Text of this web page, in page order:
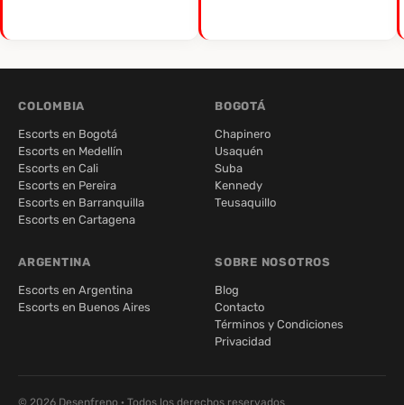
COLOMBIA
Escorts en Bogotá
Escorts en Medellín
Escorts en Cali
Escorts en Pereira
Escorts en Barranquilla
Escorts en Cartagena
BOGOTÁ
Chapinero
Usaquén
Suba
Kennedy
Teusaquillo
ARGENTINA
Escorts en Argentina
Escorts en Buenos Aires
SOBRE NOSOTROS
Blog
Contacto
Términos y Condiciones
Privacidad
© 2026 Desenfreno · Todos los derechos reservados